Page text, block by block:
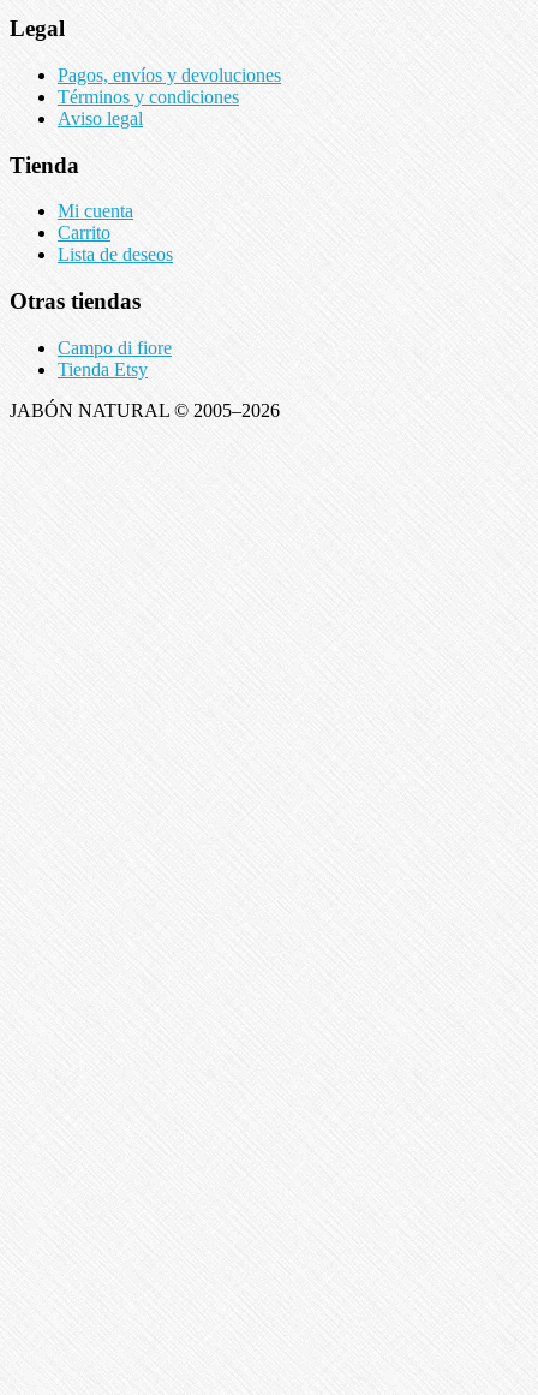
Legal
Pagos, envíos y devoluciones
Términos y condiciones
Aviso legal
Tienda
Mi cuenta
Carrito
Lista de deseos
Otras tiendas
Campo di fiore
Tienda Etsy
JABÓN NATURAL © 2005–2026